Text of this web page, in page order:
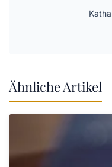
Ähnliche Artikel